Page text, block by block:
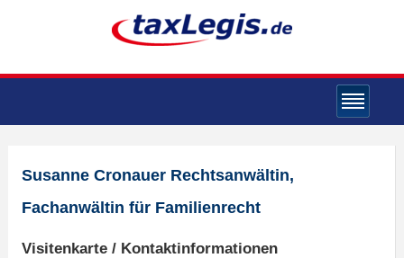
Susanne Cronauer Rechtsanwältin,
Fachanwältin für Familienrecht
Visitenkarte / Kontaktinformationen